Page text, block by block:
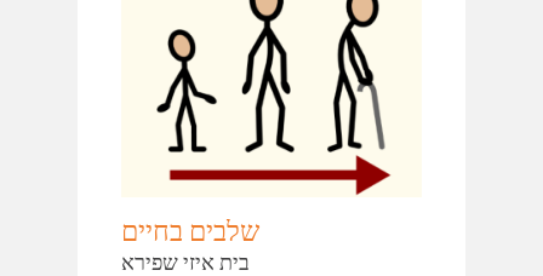
שלבים בחיים
בית איזי שפירא